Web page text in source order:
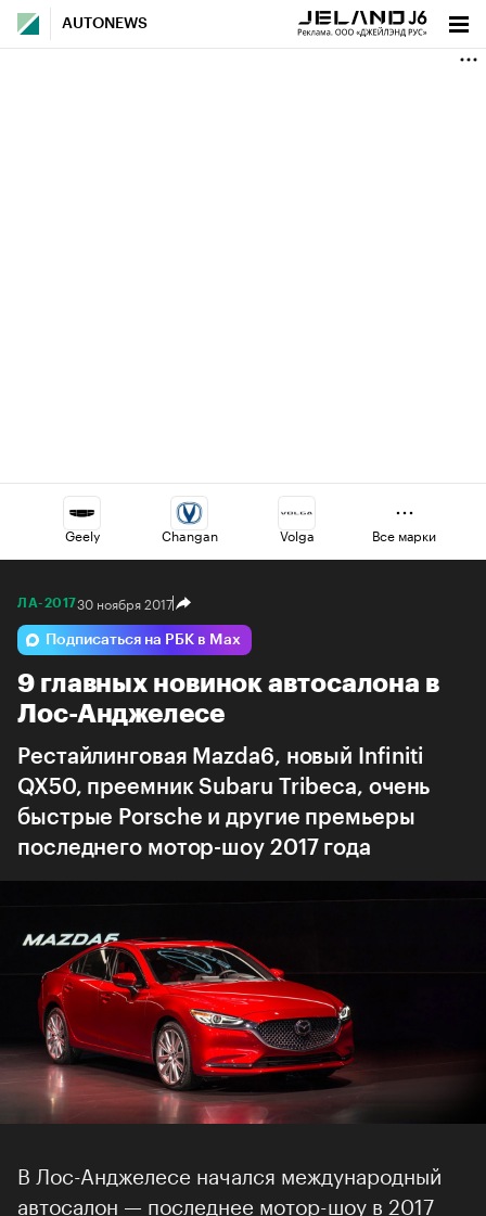
AUTONEWS
Geely Changan Volga
Omoda Esteo
Haval Voyah Lada
Все марки
ЛА-201730 ноября 2017
Подписаться на РБК в Max
9 главных новинок автосалона в
Лос-Анджелесе
Рестайлинговая Mazda6, новый Infiniti
QX50, преемник Subaru Tribeca, очень
быстрые Porsche и другие премьеры
последнего мотор-шоу 2017 года
В Лос-Анджелесе начался международный
автосалон — последнее мотор-шоу в 2017